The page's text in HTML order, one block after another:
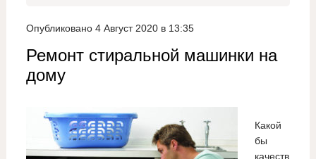
Опубликовано 4 Август 2020 в 13:35
Ремонт стиральной машинки на
дому
Какой
бы
качеств